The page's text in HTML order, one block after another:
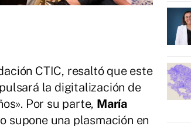
CTIC, resaltó que este
la digitalización de
Por su parte, María
supone una plasmación en